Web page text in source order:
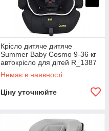
Крісло дитяче дитяче
Summer Baby Cosmo 9-36 кг
автокрісло для дітей R_1387
Немає в наявності
Ціну уточнюйте